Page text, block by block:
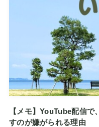
【メモ】YouTube配信
すのが嫌がられる理由